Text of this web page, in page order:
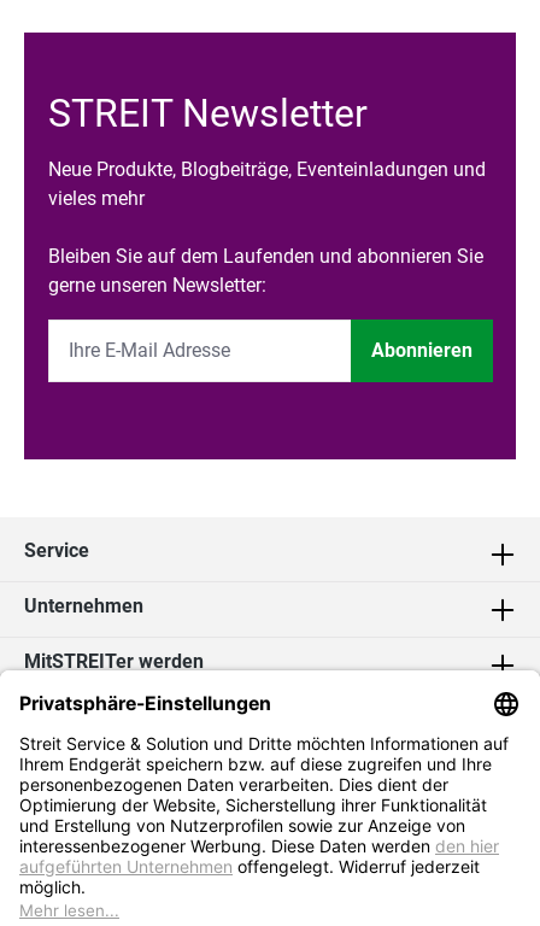
STREIT Newsletter
Neue Produkte, Blogbeiträge, Eventeinladungen und
vieles mehr
Bleiben Sie auf dem Laufenden und abonnieren Sie
gerne unseren Newsletter:
Abonnieren
Service
Unternehmen
MitSTREITer werden
Kontakt
Social Media